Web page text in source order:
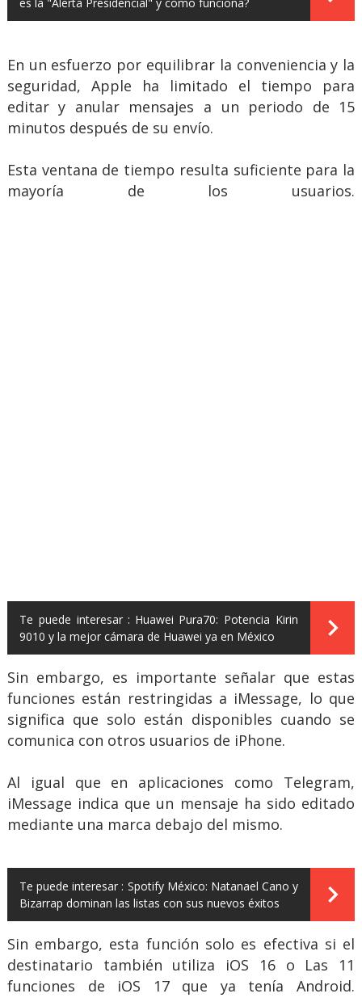
En un esfuerzo por equilibrar la conveniencia y la
seguridad, Apple ha limitado el tiempo para
editar y anular mensajes a un periodo de 15
minutos después de su envío.
Esta ventana de tiempo resulta suficiente para la
mayoría de los usuarios.
Te puede interesar : Huawei Pura70: Potencia Kirin
9010 y la mejor cámara de Huawei ya en México
Sin embargo, es importante señalar que estas
funciones están restringidas a iMessage, lo que
significa que solo están disponibles cuando se
comunica con otros usuarios de iPhone.
Al igual que en aplicaciones como Telegram,
iMessage indica que un mensaje ha sido editado
mediante una marca debajo del mismo.
Te puede interesar : Spotify México: Natanael Cano y
Bizarrap dominan las listas con sus nuevos éxitos
Sin embargo, esta función solo es efectiva si el
destinatario también utiliza iOS 16 o Las 11
funciones de iOS 17 que ya tenía Android.